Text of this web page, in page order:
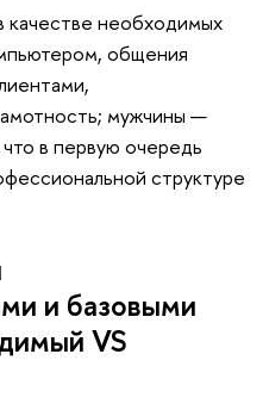
необходимых
общения
мужчины —
в первую очередь
структуре
и базовыми
VS